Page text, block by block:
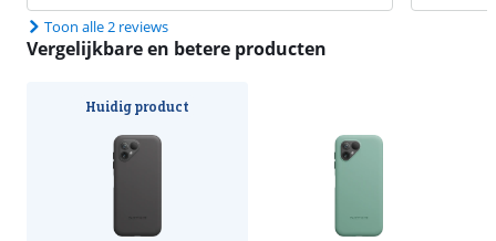
Toon alle 2 reviews
Vergelijkbare en betere producten
Huidig product